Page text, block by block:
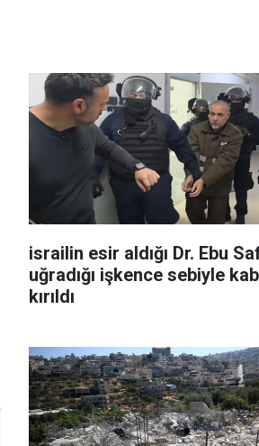
israilin esir aldığı Dr. Ebu
uğradığı işkence sebiyle
kırıldı